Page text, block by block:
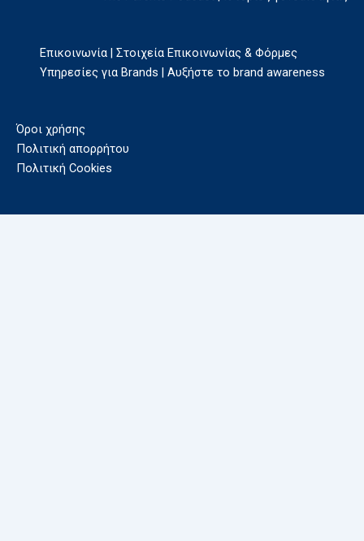
Επικοινωνία | Στοιχεία Επικοινωνίας & Φόρμες
Υπηρεσίες για Brands | Αυξήστε το brand awareness
Όροι χρήσης
Πολιτική απορρήτου
Πολιτική Cookies